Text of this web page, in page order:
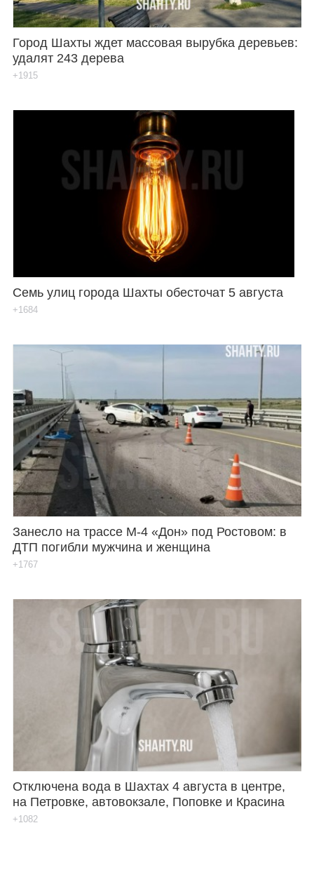
Город Шахты ждет массовая вырубка деревьев:
удалят 243 дерева
+1915
Семь улиц города Шахты обесточат 5 августа
+1684
Занесло на трассе М-4 «Дон» под Ростовом: в
ДТП погибли мужчина и женщина
+1767
Отключена вода в Шахтах 4 августа в центре,
на Петровке, автовокзале, Поповке и Красина
+1082